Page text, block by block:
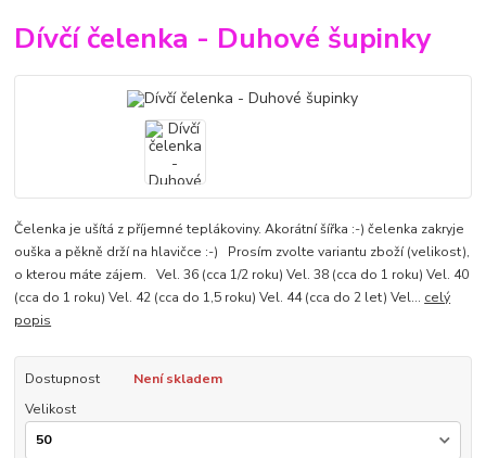
Dívčí čelenka - Duhové šupinky
Čelenka je ušítá z příjemné teplákoviny. Akorátní šířka :-) čelenka zakryje
ouška a pěkně drží na hlavičce :-) Prosím zvolte variantu zboží (velikost),
o kterou máte zájem. Vel. 36 (cca 1/2 roku) Vel. 38 (cca do 1 roku) Vel. 40
(cca do 1 roku) Vel. 42 (cca do 1,5 roku) Vel. 44 (cca do 2 let) Vel... celý
popis
Dostupnost
Není skladem
Velikost